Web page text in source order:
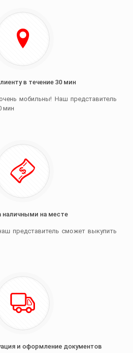
в течение 30 мин
мобильны! Наш представитель
мин
наличными на месте
представитель сможет выкупить
и оформление документов